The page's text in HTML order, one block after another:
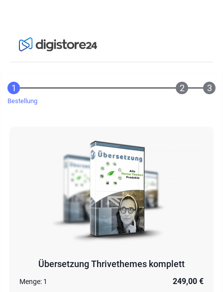
Bestellung
Übersetzung Thrivethemes komplett
Menge: 1 249,00 €